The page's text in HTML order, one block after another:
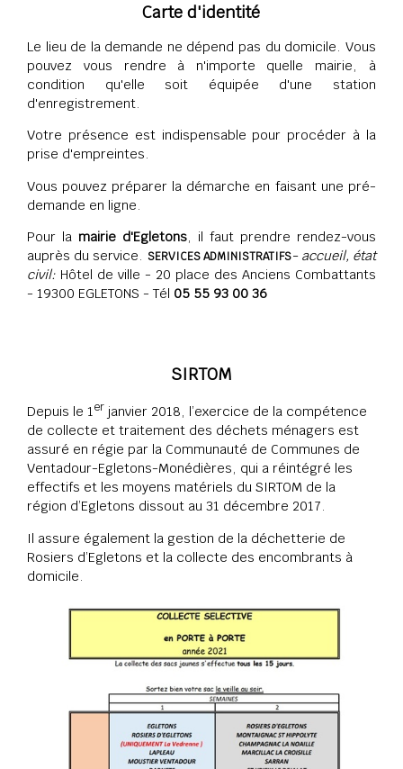
Carte d'identité
Le lieu de la demande ne dépend pas du domicile. Vous
pouvez vous rendre à n'importe quelle mairie, à
condition qu'elle soit équipée d'une station
d'enregistrement.
Votre présence est indispensable pour procéder à la
prise d'empreintes.
Vous pouvez préparer la démarche en faisant une pré-
demande en ligne.
Pour lamairie d'Egletons, il faut prendre rendez-vous
auprès du service. SERVICES ADMINISTRATIFS- accueil, état
civil: Hôtel de ville - 20 place des Anciens Combattants
- 19300 EGLETONS - Tél 05 55 93 00 36
SIRTOM
Depuis le 1er janvier 2018, l’exercice de la compétence
de collecte et traitement des déchets ménagers est
assuré en régie par la Communauté de Communes de
Ventadour-Egletons-Monédières, qui a réintégré les
effectifs et les moyens matériels du SIRTOM de la
région d’Egletons dissout au 31 décembre 2017.
Il assure également la gestion de la déchetterie de
Rosiers d’Egletons et la collecte des encombrants à
domicile.